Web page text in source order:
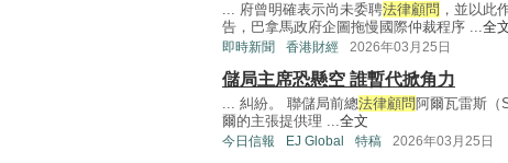
... 府曾明確表示尚未委聘法律顧問 ，並以此
告，巴拿馬政府企圖拖慢國際仲裁程序 ...全
即時新聞 香港財經 2026年03月25日
儲局主席恐懸空 誰暫代掀角力
... 糾紛。 聯儲局前總法律顧問 阿爾瓦雷斯（
爾的主張提供理 ...全文
今日信報 EJ Global 特稿 2026年03月25日